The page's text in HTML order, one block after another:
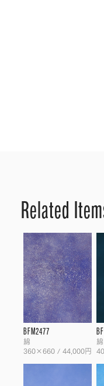
Related
BFM2477
綿
360×660 / 44,000円
綿